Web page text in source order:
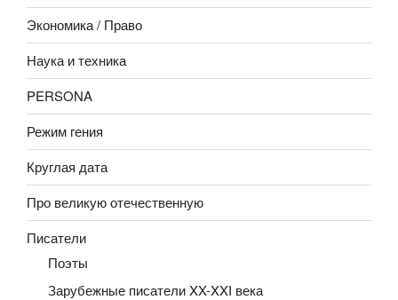
Экономика / Право
Наука и техника
PERSONA
Режим гения
Круглая дата
Про великую отечественную
Писатели
Поэты
Зарубежные писатели XX-XXI века